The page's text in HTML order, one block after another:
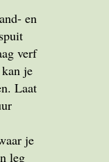
en
verf
je
Laat
je
leg